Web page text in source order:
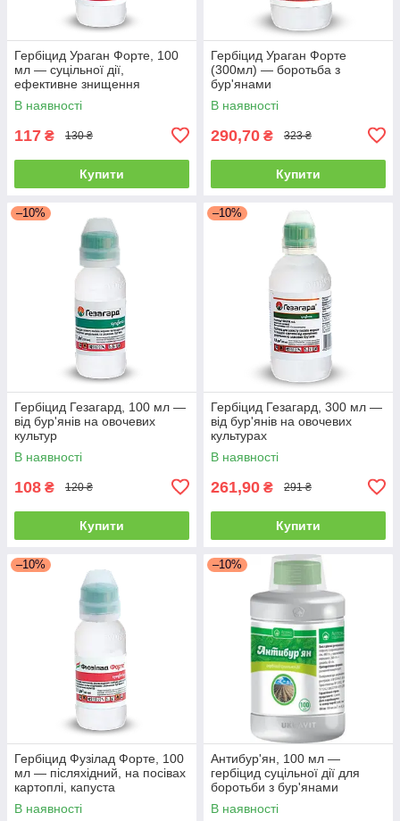
Гербіцид Ураган Форте, 100
мл — суцільної дії,
ефективне знищення
бур'яну!
В наявності
117 ₴ 130 ₴
Купити
Гербіцид Ураган Форте
(300мл) — боротьба з
бур'янами
В наявності
290,70 ₴ 323 ₴
Купити
–10%
Гербіцид Гезагард, 100 мл —
від бур'янів на овочевих
культур
В наявності
108 ₴ 120 ₴
Купити
–10%
Гербіцид Гезагард, 300 мл —
від бур'янів на овочевих
культурах
В наявності
261,90 ₴ 291 ₴
Купити
–10%
Гербіцид Фузілад Форте, 100
мл — післяхідний, на посівах
картоплі, капуста
В наявності
–10%
Антибур'ян, 100 мл —
гербіцид суцільної дії для
боротьби з бур'янами
В наявності